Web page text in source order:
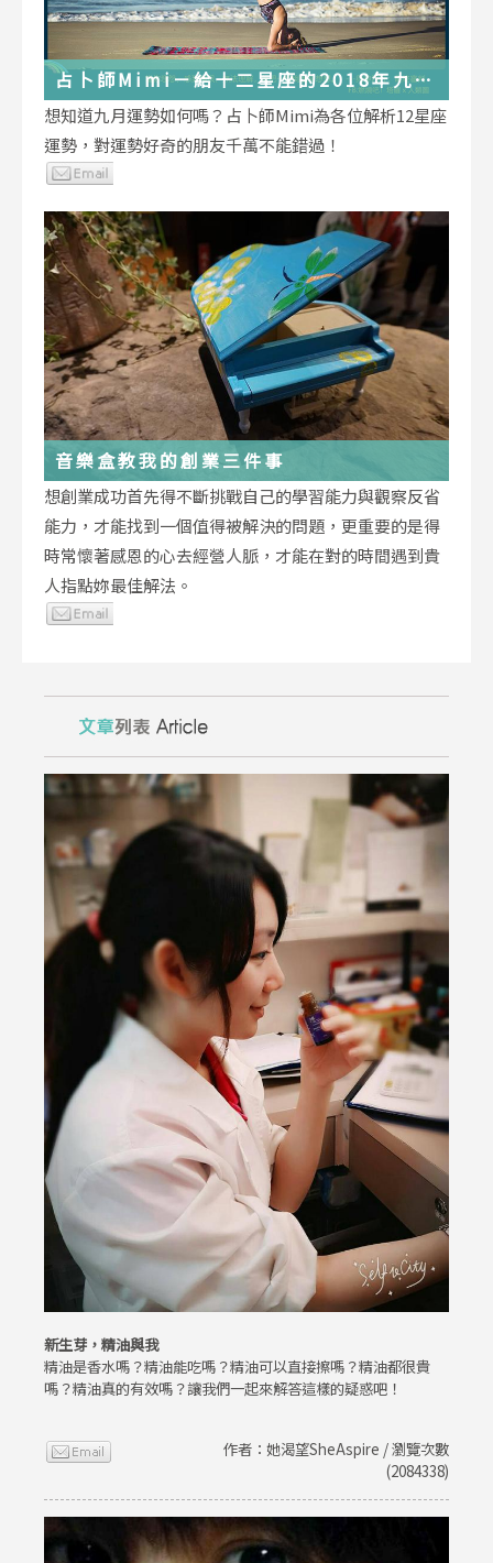
占卜師Mimi－給十二星座的2018年九月
運勢小叮嚀
想知道九月運勢如何嗎？占卜師Mimi為各位解析12星座
運勢，對運勢好奇的朋友千萬不能錯過！
音樂盒教我的創業三件事
想創業成功首先得不斷挑戰自己的學習能力與觀察反省
能力，才能找到一個值得被解決的問題，更重要的是得
時常懷著感恩的心去經營人脈，才能在對的時間遇到貴
人指點妳最佳解法。
新生芽，精油與我
精油是香水嗎？精油能吃嗎？精油可以直接擦嗎？精油都很貴
嗎？精油真的有效嗎？讓我們一起來解答這樣的疑惑吧！
作者：她渴望SheAspire / 瀏覽次數
(2084338)